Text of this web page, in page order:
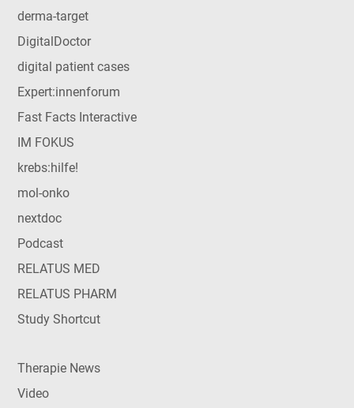
derma-target
DigitalDoctor
digital patient cases
Expert:innenforum
Fast Facts Interactive
IM FOKUS
krebs:hilfe!
mol-onko
nextdoc
Podcast
RELATUS MED
RELATUS PHARM
Study Shortcut
Therapie News
Video